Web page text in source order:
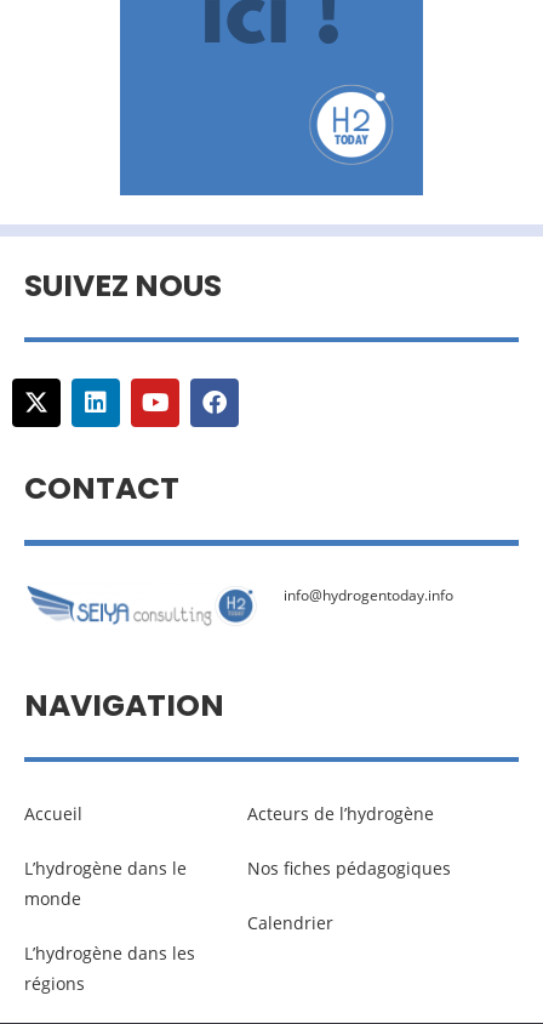
SUIVEZ NOUS
CONTACT
info@hydrogentoday.info
NAVIGATION
Accueil
L’hydrogène dans le
monde
L’hydrogène dans les
régions
Acteurs de l’hydrogène
Nos fiches pédagogiques
Calendrier